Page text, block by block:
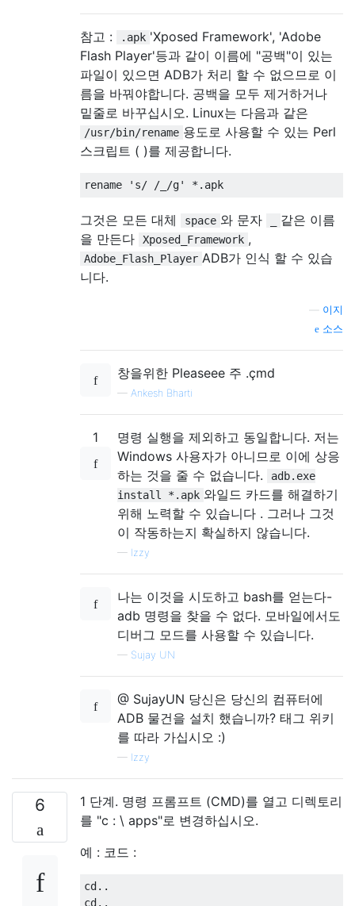
참고 : .apk 'Xposed Framework', 'Adobe
Flash Player'등과 같이 이름에 "공백"이 있는
파일이 있으면 ADB가 처리 할 수 ​​없으므로 이
름을 바꿔야합니다. 공백을 모두 제거하거나
밑줄로 바꾸십시오. Linux는 다음과 같은
/usr/bin/rename 용도로 사용할 수 있는 Perl
스크립트 ( )를 제공합니다.
그것은 모든 대체 space 와 문자
같은 이름
을 만든다
Xposed_Framework ,
Adobe_Flash_Player ADB가 인식 할 수 있습
니다.
이지
소스
창을위한 Pleaseee 주 .çmd
— Ankesh Bharti
1
명령 실행을 제외하고 동일합니다. 저는
Windows 사용자가 아니므로 이에 상응
하는 것을 줄 수 없습니다.
adb.exe
install *.apk 와일드 카드를 해결하기
위해 노력할 수 있습니다 . 그러나 그것
이 작동하는지 확실하지 않습니다.
— Izzy
나는 이것을 시도하고 bash를 얻는다-
adb 명령을 찾을 수 없다. 모바일에서도
디버그 모드를 사용할 수 있습니다.
— Sujay UN
@ SujayUN 당신은 당신의 컴퓨터에
ADB 물건을 설치 했습니까? 태그 위키
를 따라 가십시오 :)
— Izzy
6
1 단계. 명령 프롬프트 (CMD)를 열고 디렉토리
를 "c : \ apps"로 변경하십시오.
예 : 코드 :
cd..
cd..